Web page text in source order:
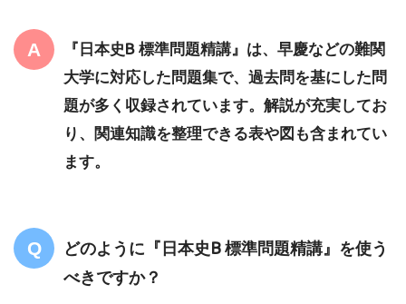
『日本史B 標準問題精講』は、早慶などの難関
大学に対応した問題集で、過去問を基にした問
題が多く収録されています。解説が充実してお
り、関連知識を整理できる表や図も含まれてい
ます。
どのように『日本史B 標準問題精講』を使う
べきですか？